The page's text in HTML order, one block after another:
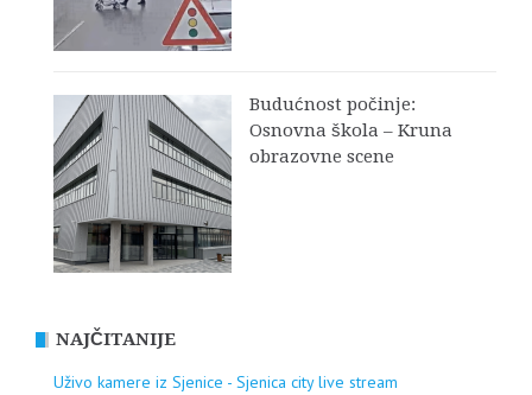
Budućnost počinje:
Osnovna škola – Kruna
obrazovne scene
NAJČITANIJE
Uživo kamere iz Sjenice - Sjenica city live stream